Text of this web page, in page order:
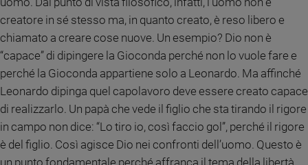
streaming
Libri
Musica
Arte
Famiglia
educazione
Genitori
e
figli
creatore in sé stesso ma, in quanto creato, è reso libero e
chiamato a creare cose nuove. Un esempio? Dio non è
“capace” di dipingere la Gioconda perché non lo vuole fare e
perché la Gioconda appartiene solo a Leonardo. Ma affinché
Leonardo dipinga quel capolavoro deve essere creato capace
di realizzarlo. Un papà che vede il figlio che sta tirando il rigore
in campo non dice: “Lo tiro io, così faccio gol”, perché il rigore
è del figlio. Così agisce Dio nei confronti dell’uomo. Questo è
un punto fondamentale perché affranca il tema della libertà